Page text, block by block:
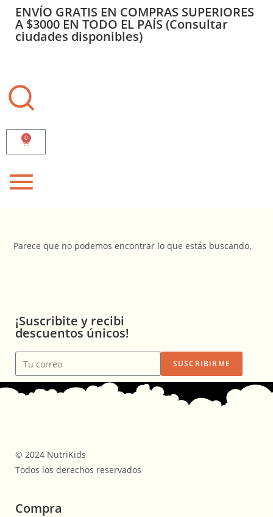
ENVÍO GRATIS EN COMPRAS SUPERIORES
A $3000 EN TODO EL PAÍS (Consultar
ciudades disponibles)
0
Parece que no podemos encontrar lo que estás buscando.
¡Suscribite y recibi
descuentos únicos!
SUSCRIBIRME
© 2024 NutriKids
Todos los derechos reservados
Compra